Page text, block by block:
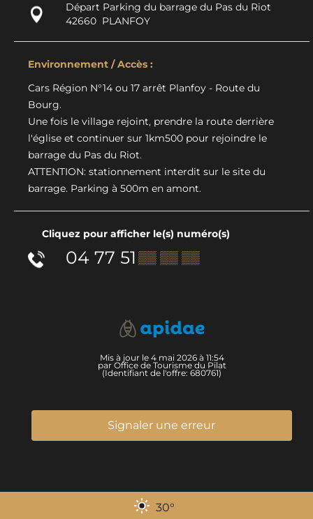
Départ Parking du barrage du Pas du Riot
42660 PLANFOY
Environnement / Accès :
Cars Région N°14 ou 17 arrêt Planfoy - Route du
Bourg.
Une fois le village rejoint, prendre la route derrière
l'église et continuer sur 1km500 pour rejoindre le
barrage du Pas du Riot.
ATTENTION: stationnement interdit sur le site du
barrage. Parking à 500m en amont.
Cliquez pour afficher le(s) numéro(s)
04 77 51 ▒▒ ▒▒ ▒▒
Mis à jour le 4 mai 2026 à 11:54
par Office de Tourisme du Pilat
(Identifiant de l'offre: 680761)
Signaler une erreur
30°